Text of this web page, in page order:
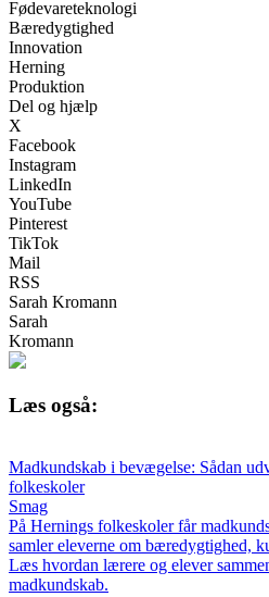
Fødevareteknologi
Bæredygtighed
Innovation
Herning
Produktion
Del og hjælp
X
Facebook
Instagram
LinkedIn
YouTube
Pinterest
TikTok
Mail
RSS
Sarah Kromann
Sarah
Kromann
Læs også:
Madkundskab i bevægelse: Sådan
folkeskoler
Smag
På Hernings folkeskoler får
samler eleverne om bæredygtighed,
Læs hvordan lærere og elever
madkundskab.